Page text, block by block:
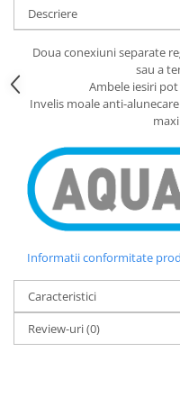
Descriere
Doua conexiuni separate
sau a
Ambele iesiri
Invelis moale anti-
Informatii conformitate
Caracteristici
Review-uri(0)